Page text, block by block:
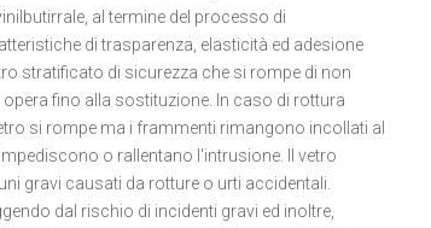
al termine del processo di
di trasparenza, elasticità ed adesione
stratificato di sicurezza che si rompe di non
fino alla sostituzione. In caso di rottura
si rompe ma i frammenti rimangono incollati al
o rallentano l'intrusione. Il vetro
gravi causati da rotture o urti accidentali.
dal rischio di incidenti gravi ed inoltre,